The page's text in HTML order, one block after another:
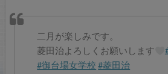
二月が楽しみです。
菱田治よろしくお願いします
#御台場女学校 #菱田治